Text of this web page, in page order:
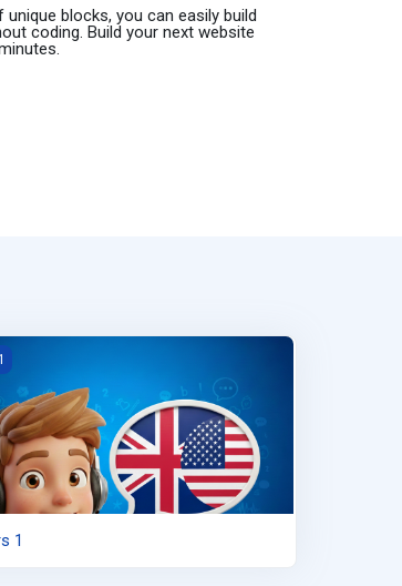
blocks, you can easily build
coding. Build your next website
1